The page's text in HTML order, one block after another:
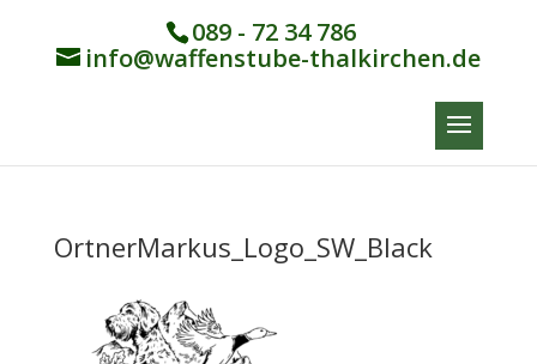
089 - 72 34 786
info@waffenstube-thalkirchen.de
OrtnerMarkus_Logo_SW_Black